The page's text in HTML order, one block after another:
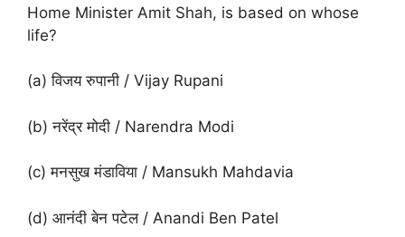
Home Minister Amit Shah, is based on whose
life?
(a) विजय रुपानी / Vijay Rupani
(b) नरेंद्र मोदी / Narendra Modi
(c) मनसुख मंडाविया / Mansukh Mahdavia
(d) आनंदी बेन पटेल / Anandi Ben Patel